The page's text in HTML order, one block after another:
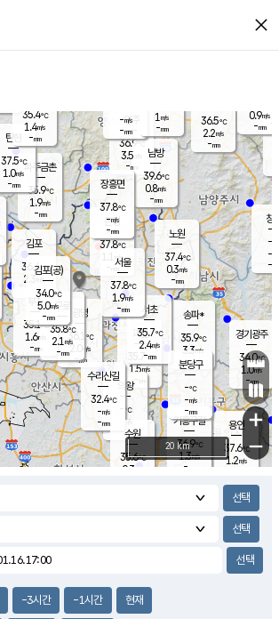
close
양주
36.9℃
3.5
-mm
과천
35.7℃
1.5m/s
- mm
용인
37.6℃
1.2m/s
경기광주
34.0℃
1.0m/s
-mm
1.5m/s
파주금촌
35.9℃
1.9m/s
-mm
36.5℃
2.2m/s
-mm
창
-
-m/
-
탄현
37.5℃
1.0m/s
-mm
0.9m/s
-mm
의왕
- ℃
m/s
mm
김포
36.4℃
2.3 m/s
mm
광명
36.1
℃
2.0 m/s
-mm
부천
35.1℃
1.6m/s
-mm
구로
35.8℃
2.1 m/s
-mm
은평
37.8℃
m/s
- mm
노원
37.4℃
0.3m/s
-mm
송파*
35.9℃
3.3m/s
-mm
서초
35.7℃
2.4m/s
-mm
남방
39.6℃
0.8m/s
-mm
기흥구갈
36.9℃
1.3m/s
-
수리산길
32.4℃
-m/s
-mm
분당구
-℃
-m/s
-mm
장흥면
37.8℃
-m/s
-mm
-m/s
-mm
김포(공)
34.0℃
5.0m/s
-mm
수원
35.6℃
0.3 m/s
서울
37.8℃
1.9m/s
-mm
35.4℃
1.4m/s
-mm
1 m/s
-mm
+
−
20 km
-3시간 -1시간 현재